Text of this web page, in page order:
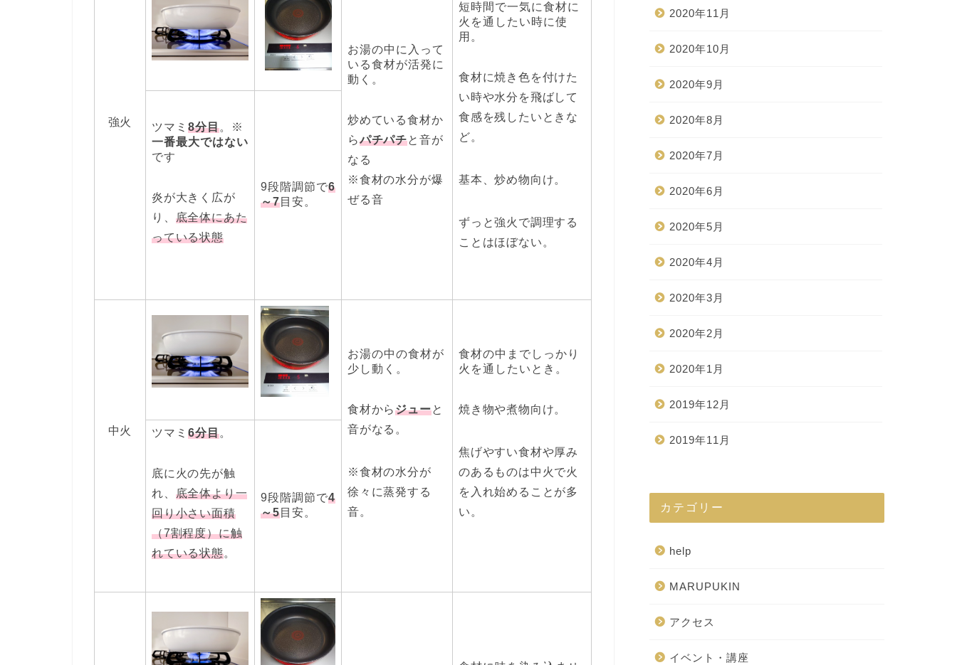
強火
お湯の中に入って
いる食材が活発に
動く。
炒めている食材か
らパチパチと音が
なる
※食材の水分が爆
ぜる音
短時間で一気に食材に
火を通したい時に使
用。
食材に焼き色を付けた
い時や水分を飛ばして
食感を残したいときな
ど。
基本、炒め物向け。
ずっと強火で調理する
ことはほぼない。
ツマミ 8分目。※
一番最大ではない
です
炎が大きく広が
り、 底全体にあた
っている状態
9段階調節で6
～7目安。
中火
お湯の中の食材が
少し動く。
食材からジューと
音がなる。
※食材の水分が
徐々に蒸発する
音。
食材の中までしっかり
火を通したいとき。
焼き物や煮物向け。
焦げやすい食材や厚み
のあるものは中火で火
を入れ始めることが多
い。
ツマミ 6分目。
底に火の先が触
れ、 底全体より一
回り小さい面積
（7割程度）に触
れている状態。
9段階調節で4
～5目安。
2020年11月
2020年10月
2020年9月
2020年8月
2020年7月
2020年6月
2020年5月
2020年4月
2020年3月
2020年2月
2020年1月
2019年12月
2019年11月
カテゴリー
help
MARUPUKIN
アクセス
イベント・講座